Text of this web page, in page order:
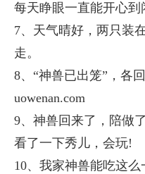
每天睁眼一直能开心到
7、天气晴好，两只装
走。
8、“神兽已出笼”，各
uowenan.com
9、神兽回来了，陪做
看了一下秀儿，会玩!
10、我家神兽能吃这